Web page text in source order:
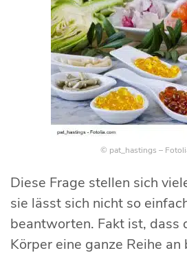
© pat_hastings –
Diese Frage stellen sich
sie lässt sich nicht so
beantworten. Fakt ist, dass
Körper eine ganze Reihe